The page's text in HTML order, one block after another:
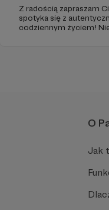
Z radością zapraszam Cię do przestrzeni,
spotyka się z
codziennym życiem!
O
Jak